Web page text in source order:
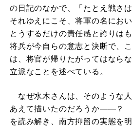
の日記のなかで、「たとえ戦さ
それゆえにこそ、将軍の名にお
とうするだけの責任感と誇りは
将兵が今自らの意志と決断で、
は、将官が帰りたがってはなら
立派なことを述べている。
なぜ水木さんは、そのような
あえて描いたのだろうか――？
を読み解き、南方抑留の実態を